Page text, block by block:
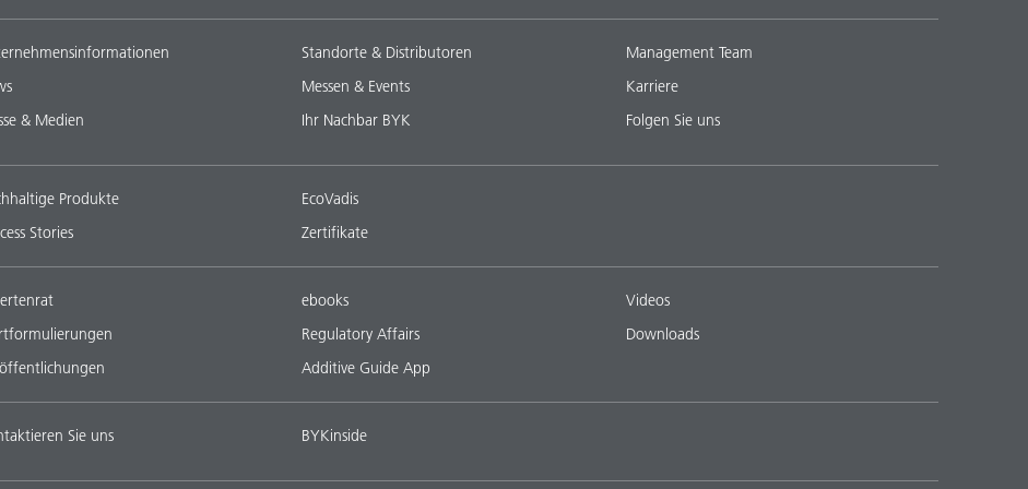
& Medien
Standorte & Distributoren
Messen & Events
Ihr Nachbar BYK
Management Team
Karriere
Folgen Sie uns
Produkte
Stories
EcoVadis
Zertifikate
ebooks
Regulatory Affairs
Additive Guide App
Videos
Downloads
Sie uns BYKinside